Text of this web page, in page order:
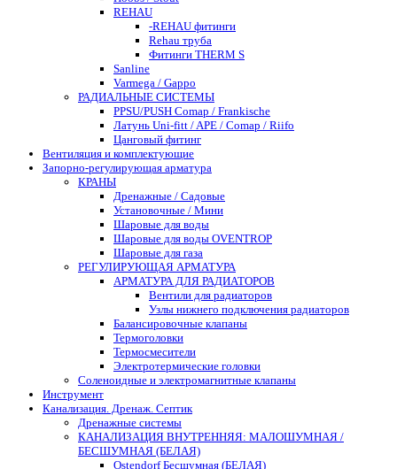
REHAU
-REHAU фитинги
Rehau труба
Фитинги THERM S
Sanline
Varmega / Gappo
РАДИАЛЬНЫЕ СИСТЕМЫ
PPSU/PUSH Comap / Frankische
Латунь Uni-fitt / APE / Comap / Riifo
Цанговый фитинг
Вентиляция и комплектующие
Запорно-регулирующая арматура
КРАНЫ
Дренажные / Садовые
Установочные / Мини
Шаровые для воды
Шаровые для воды OVENTROP
Шаровые для газа
РЕГУЛИРУЮЩАЯ АРМАТУРА
АРМАТУРА ДЛЯ РАДИАТОРОВ
Вентили для радиаторов
Узлы нижнего подключения радиаторов
Балансировочные клапаны
Термоголовки
Термосмесители
Электротермические головки
Соленоидные и электромагнитные клапаны
Инструмент
Канализация. Дренаж. Септик
Дренажные системы
КАНАЛИЗАЦИЯ ВНУТРЕННЯЯ: МАЛОШУМНАЯ /
БЕСШУМНАЯ (БЕЛАЯ)
Ostendorf Бесшумная (БЕЛАЯ)